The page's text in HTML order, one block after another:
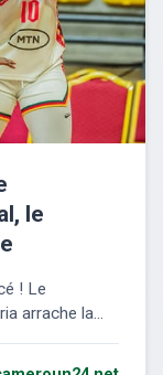
le
! Le
arrache la...